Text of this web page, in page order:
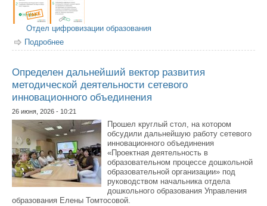
Отдел цифровизации образования
Подробнее
обмануть нас
Определен дальнейший вектор развития
методической деятельности сетевого
инновационного объединения
26 июня, 2026 - 10:21
Прошел круглый стол, на котором
обсудили дальнейшую работу сетевого
инновационного объединения
«Проектная деятельность в
образовательном процессе дошкольной
образовательной организации» под
руководством начальника отдела
дошкольного образования Управления
образования Елены Томтосовой.